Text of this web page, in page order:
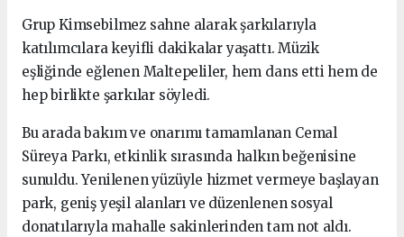
Grup Kimsebilmez sahne alarak şarkılarıyla
katılımcılara keyifli dakikalar yaşattı. Müzik
eşliğinde eğlenen Maltepeliler, hem dans etti hem de
hep birlikte şarkılar söyledi.
Bu arada bakım ve onarımı tamamlanan Cemal
Süreya Parkı, etkinlik sırasında halkın beğenisine
sunuldu. Yenilenen yüzüyle hizmet vermeye başlayan
park, geniş yeşil alanları ve düzenlenen sosyal
donatılarıyla mahalle sakinlerinden tam not aldı.